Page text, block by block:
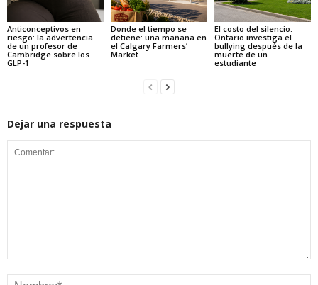
Anticonceptivos en
riesgo: la advertencia
de un profesor de
Cambridge sobre los
GLP-1
Donde el tiempo se
detiene: una mañana en
el Calgary Farmers’
Market
El costo del silencio:
Ontario investiga el
bullying después de la
muerte de un
estudiante
Dejar una respuesta